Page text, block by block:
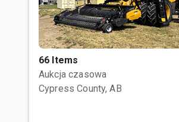
66 Items
Aukcja czasowa
Cypress County, AB